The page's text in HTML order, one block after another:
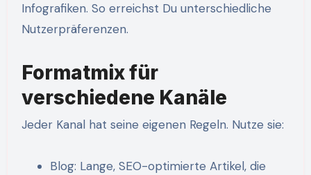
Infografiken. So erreichst Du unterschiedliche
Nutzerpräferenzen.
Formatmix für
verschiedene Kanäle
Jeder Kanal hat seine eigenen Regeln. Nutze sie:
Blog: Lange, SEO-optimierte Artikel, die